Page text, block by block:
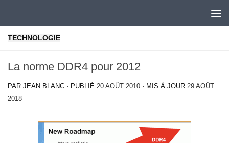
TECHNOLOGIE
La norme DDR4 pour 2012
PAR JEAN BLANC · PUBLIÉ 20 AOÛT 2010 · MIS À JOUR 29 AOÛT
2018